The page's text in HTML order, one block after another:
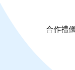
合作禮